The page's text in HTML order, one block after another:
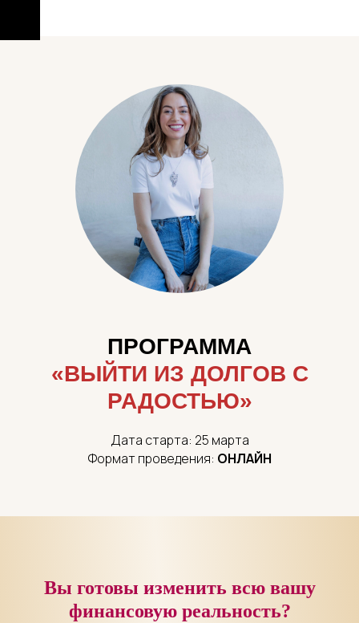
ПРОГРАММА
«ВЫЙТИ ИЗ ДОЛГОВ С
РАДОСТЬЮ»
Дата старта: 25 марта
Формат проведения: ОНЛАЙН
Вы готовы изменить всю вашу
финансовую реальность?